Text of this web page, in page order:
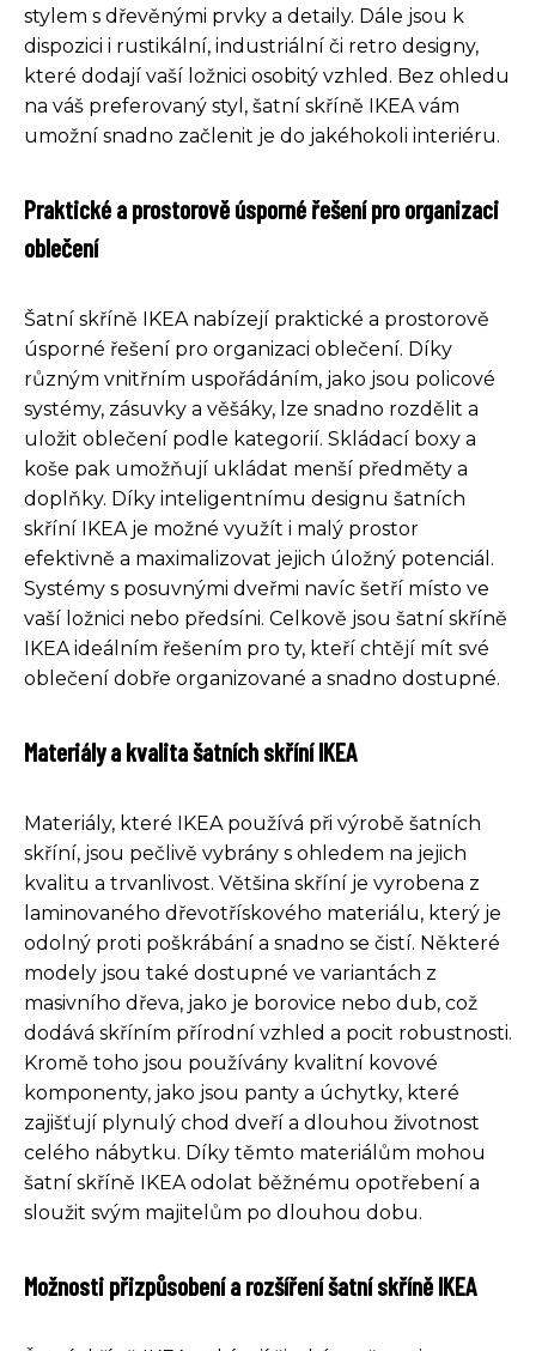
stylem s dřevěnými prvky a detaily. Dále jsou k
dispozici i rustikální, industriální či retro designy,
které dodají vaší ložnici osobitý vzhled. Bez ohledu
na váš preferovaný styl, šatní skříně IKEA vám
umožní snadno začlenit je do jakéhokoli interiéru.
Praktické a prostorově úsporné řešení pro organizaci
oblečení
Šatní skříně IKEA nabízejí praktické a prostorově
úsporné řešení pro organizaci oblečení. Díky
různým vnitřním uspořádáním, jako jsou policové
systémy, zásuvky a věšáky, lze snadno rozdělit a
uložit oblečení podle kategorií. Skládací boxy a
koše pak umožňují ukládat menší předměty a
doplňky. Díky inteligentnímu designu šatních
skříní IKEA je možné využít i malý prostor
efektivně a maximalizovat jejich úložný potenciál.
Systémy s posuvnými dveřmi navíc šetří místo ve
vaší ložnici nebo předsíni. Celkově jsou šatní skříně
IKEA ideálním řešením pro ty, kteří chtějí mít své
oblečení dobře organizované a snadno dostupné.
Materiály a kvalita šatních skříní IKEA
Materiály, které IKEA používá při výrobě šatních
skříní, jsou pečlivě vybrány s ohledem na jejich
kvalitu a trvanlivost. Většina skříní je vyrobena z
laminovaného dřevotřískového materiálu, který je
odolný proti poškrábání a snadno se čistí. Některé
modely jsou také dostupné ve variantách z
masivního dřeva, jako je borovice nebo dub, což
dodává skříním přírodní vzhled a pocit robustnosti.
Kromě toho jsou používány kvalitní kovové
komponenty, jako jsou panty a úchytky, které
zajišťují plynulý chod dveří a dlouhou životnost
celého nábytku. Díky těmto materiálům mohou
šatní skříně IKEA odolat běžnému opotřebení a
sloužit svým majitelům po dlouhou dobu.
Možnosti přizpůsobení a rozšíření šatní skříně IKEA